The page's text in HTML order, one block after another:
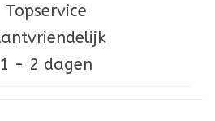
Topservice
1 - 2 dagen